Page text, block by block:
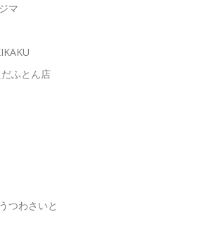
マ
ふとん店
つわさいと